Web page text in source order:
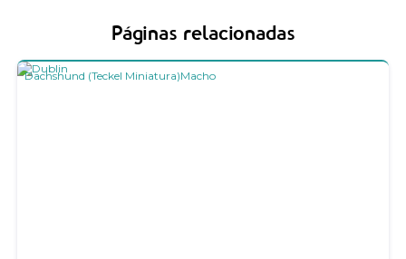
Páginas relacionadas
Dachshund (Teckel Miniatura)Macho